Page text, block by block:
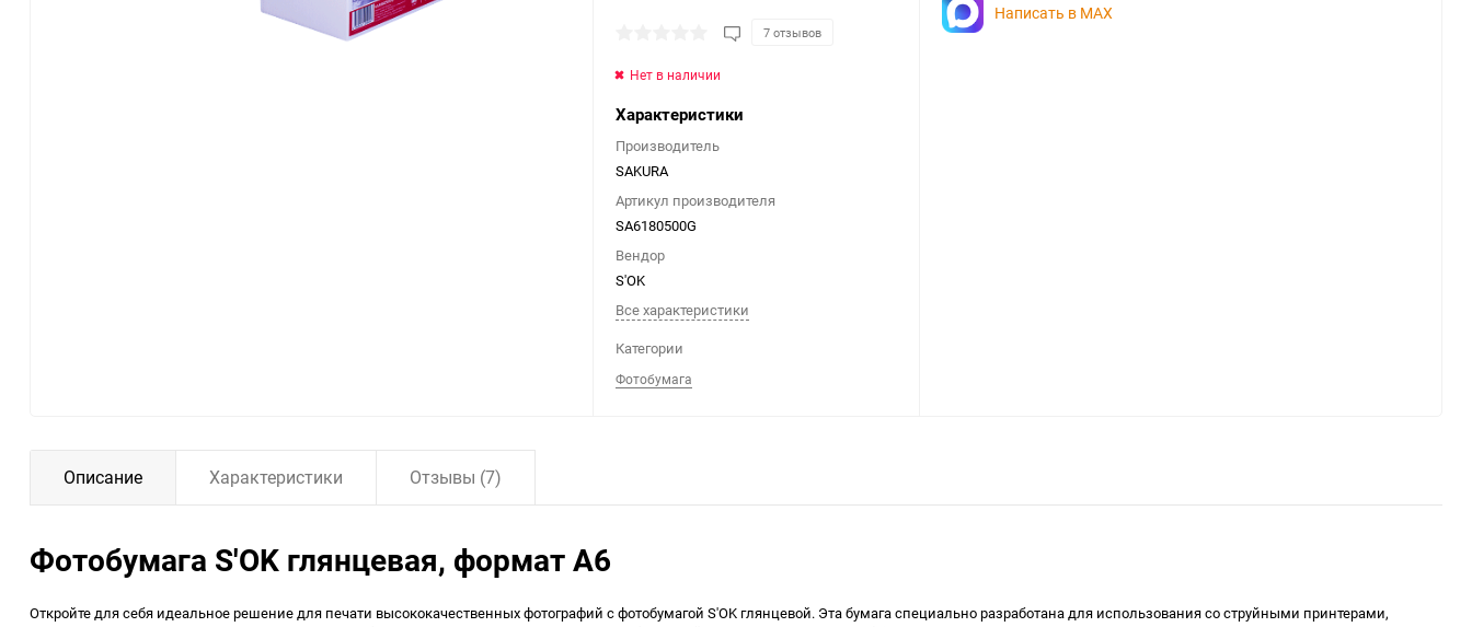
7 отзывов
Нет в наличии
Характеристики
Производитель
SAKURA
Артикул производителя
SA6180500G
Вендор
S'OK
Все характеристики
Категории
Фотобумага
Написать в MAX
Описание Характеристики Отзывы (7)
Фотобумага S'OK глянцевая, формат А6
Откройте для себя идеальное решение для печати высококачественных фотографий с фотобумагой S'OK глянцевой. Эта бумага специально разработана для использования со струйными принтерами,